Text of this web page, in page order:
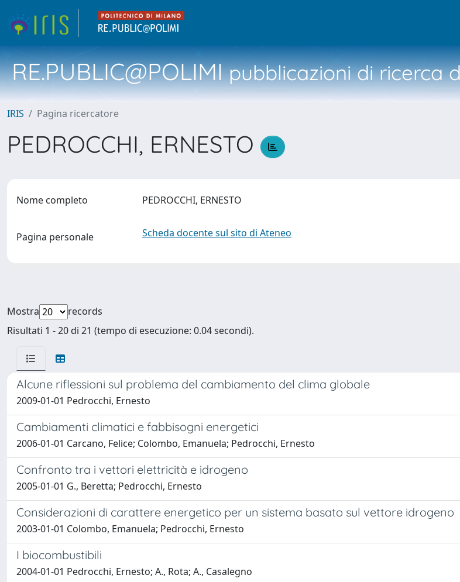
RE.PUBLIC@POLIMIpubblicazioni di ricerca
IRIS Pagina ricercatore
PEDROCCHI, ERNESTO
Nome completo PEDROCCHI, ERNESTO
Pagina personale Scheda docente sul sito di Ateneo
Mostra
records
Risultati 1 - 20 di 21 (tempo di esecuzione: 0.04 secondi).
Alcune riflessioni sul problema del cambiamento del clima globale
2009-01-01 Pedrocchi, Ernesto
Cambiamenti climatici e fabbisogni energetici
2006-01-01 Carcano, Felice; Colombo, Emanuela; Pedrocchi, Ernesto
Confronto tra i vettori elettricità e idrogeno
2005-01-01 G., Beretta; Pedrocchi, Ernesto
Considerazioni di carattere energetico per un sistema basato sul vettore idrogeno
2003-01-01 Colombo, Emanuela; Pedrocchi, Ernesto
I biocombustibili
2004-01-01 Pedrocchi, Ernesto; A., Rota; A., Casalegno